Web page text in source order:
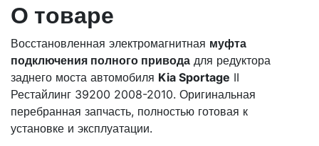
О товаре
Восстановленная электромагнитная муфта
подключения полного привода для редуктора
заднего моста автомобиля Kia Sportage II
Рестайлинг 39200 2008-2010. Оригинальная
перебранная запчасть, полностью готовая к
установке и эксплуатации.